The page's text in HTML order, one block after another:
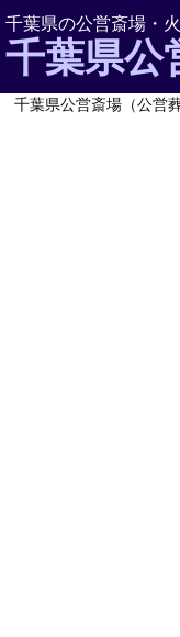
千葉県の公営斎場・
千葉県公
千葉県公営斎場（公営